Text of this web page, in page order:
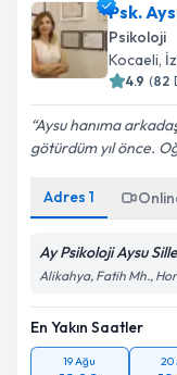
Psk.
Psikoloji
Kocaeli,
4.9 (82
Aysu hanıma
götürdüm yıl önce.
Adres 1
Ay Psikoloji Aysu Sille
Alikahya, Fatih Mh.,
En Yakın Saatler
19 Ağu 20